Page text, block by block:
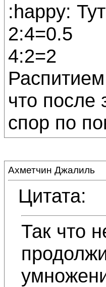
:happy:
2:4=0.5
4:2=2
что после
спор по
Ахметчин Джалиль
Цитата:
Так что